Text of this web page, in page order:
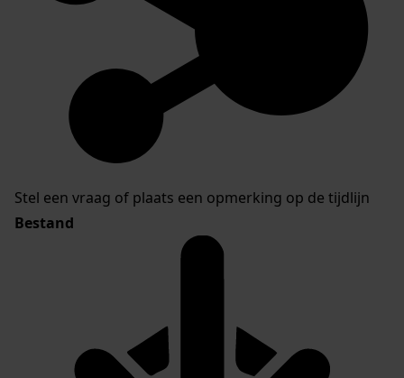
Stel een vraag of plaats een opmerking op de tijdlijn
Bestand